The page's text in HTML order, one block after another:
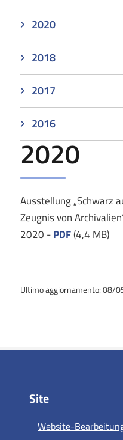
2020
2018
2017
2016
2020
Ausstellung „Schwarz
Zeugnis von
2020 -PDF(4,4 MB)
Ultimo aggiornamento: 08/
Site
Website-